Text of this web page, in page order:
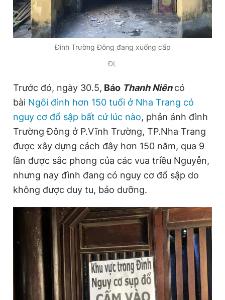
Giấy phép xuất bản số 110/GP - BTTTT cấp ngày 24.3.2020
© 2003-2026 Bản quyền thuộc về Báo Thanh Niên. Cấm sao
chép dưới mọi hình thức nếu không có sự chấp thuận bằng văn
bản. Phát triển bởi ePi Technologies, JSC.
Đình Trường Đông đang xuống cấp
ĐL
Trước đó, ngày 30.5, Báo Thanh Niên có
bài Ngôi đình hơn 150 tuổi ở Nha Trang có
nguy cơ đổ sập bất cứ lúc nào, phản ánh đình
Trường Đông ở P.Vĩnh Trường, TP.Nha Trang
được xây dựng cách đây hơn 150 năm, qua 9
lần được sắc phong của các vua triều Nguyễn,
nhưng nay đình đang có nguy cơ đổ sập do
không được duy tu, bảo dưỡng.